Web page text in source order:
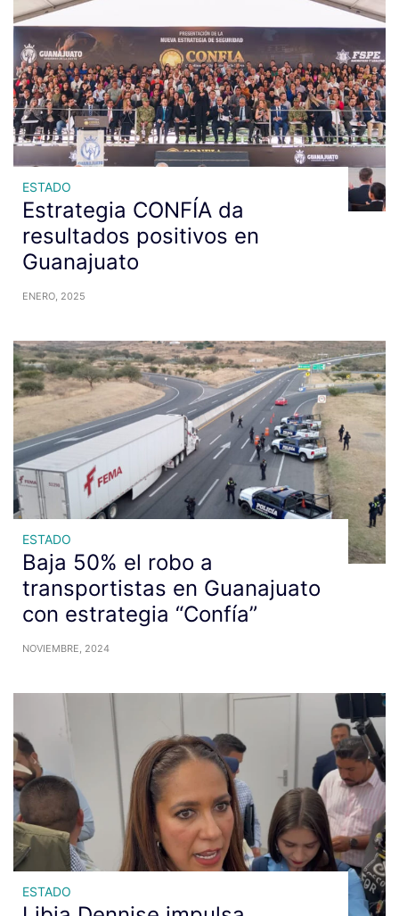
ESTADO
Estrategia CONFÍA da
resultados positivos en
Guanajuato
ENERO, 2025
ESTADO
Baja 50% el robo a
transportistas en Guanajuato
con estrategia “Confía”
NOVIEMBRE, 2024
ESTADO